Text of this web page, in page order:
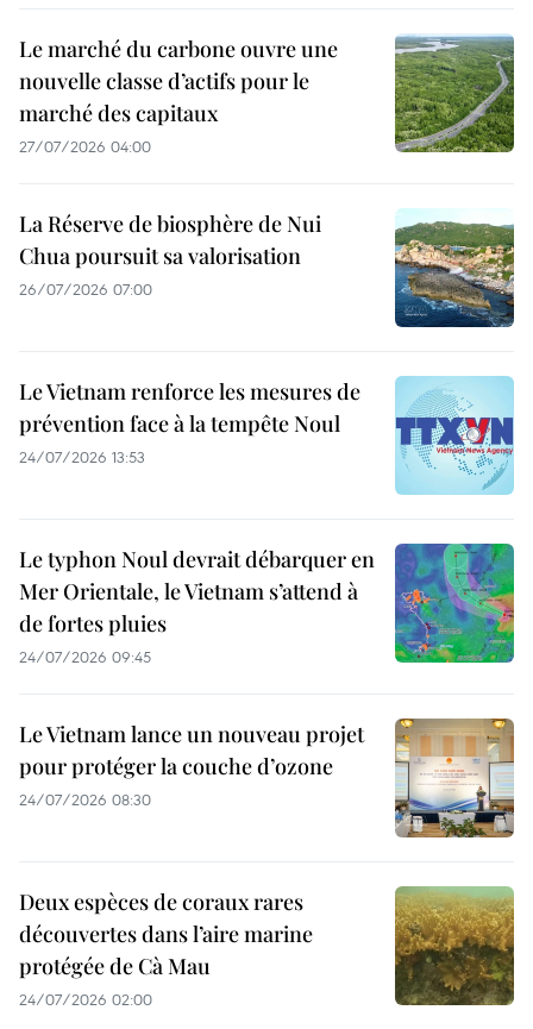
Le marché du carbone ouvre une
nouvelle classe d’actifs pour le
marché des capitaux
27/07/2026 04:00
La Réserve de biosphère de Nui
Chua poursuit sa valorisation
26/07/2026 07:00
Le Vietnam renforce les mesures de
prévention face à la tempête Noul
24/07/2026 13:53
Le typhon Noul devrait débarquer en
Mer Orientale, le Vietnam s’attend à
de fortes pluies
24/07/2026 09:45
Le Vietnam lance un nouveau projet
pour protéger la couche d’ozone
24/07/2026 08:30
Deux espèces de coraux rares
découvertes dans l’aire marine
protégée de Cà Mau
24/07/2026 02:00